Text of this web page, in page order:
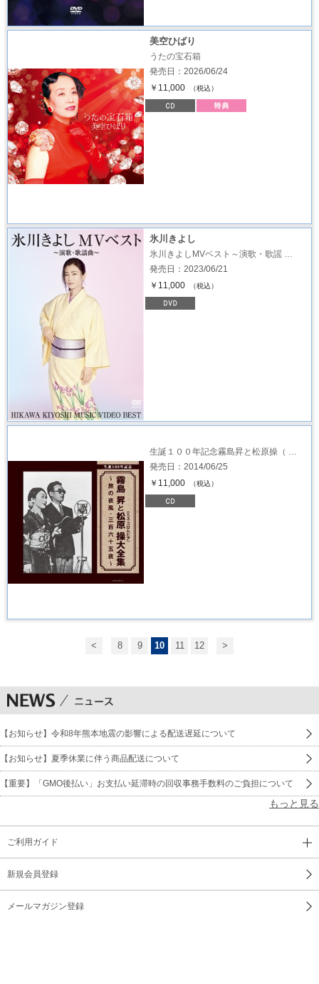
美空ひばり
うたの宝石箱
発売日：2026/06/24
￥11,000
（税込）
氷川きよし
氷川きよしMVベスト～演歌・歌謡 …
発売日：2023/06/21
￥11,000
（税込）
生誕１００年記念霧島昇と松原操（ …
発売日：2014/06/25
￥11,000
（税込）
< 8 9 10 11 12 >
【お知らせ】令和8年熊本地震の影響による配送遅延について
【お知らせ】夏季休業に伴う商品配送について
【重要】「GMO後払い」お支払い延滞時の回収事務手数料のご負担について
もっと見る
ご利用ガイド
新規会員登録
メールマガジン登録